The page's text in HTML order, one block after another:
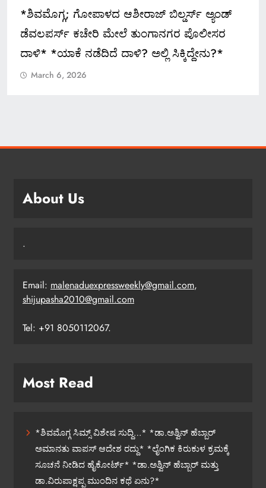
*ಶಿವಮೊಗ್ಗ; ಗೋಪಾಳದ ಆಶೀರಾಜ್ ಬಿಲ್ಡರ್ಸ್ ಅ್ಯಂಡ್
ಡೆವಲಪರ್ಸ್ ಕಚೇರಿ ಮೇಲೆ ತುಂಗಾನಗರ ಪೊಲೀಸರ
ದಾಳಿ* *ಯಾಕೆ ನಡೆದಿದೆ ದಾಳಿ? ಅಲ್ಲಿ ಸಿಕ್ಕಿದ್ದೇನು?*
March 6, 2026
About Us
.
Email: malenaduexpressweekly@gmail.com,
shijupasha2010@gmail.com
Tel: +91 8050112067.
Most Read
*ಶಿವಮೊಗ್ಗ ಸಿಮ್ಸ್ ವಿಶೇಷ ಸುದ್ದಿ…* *ಡಾ.ಅಶ್ವಿನ್ ಹೆಬ್ಬಾರ್
ಅಮಾನತು ವಾಪಸ್ ಆದೇಶ ರದ್ದು* *ಲೈಂಗಿಕ ಕಿರುಕುಳ ಕ್ರಮಕ್ಕೆ
ಸೂಚನೆ ನೀಡಿದ ಹೈಕೋರ್ಟ್* *ಡಾ.ಅಶ್ವಿನ್ ಹೆಬ್ಬಾರ್ ಮತ್ತು
ಡಾ.ವಿರುಪಾಕ್ಷಪ್ಪ ಮುಂದಿನ ಕಥೆ ಏನು?*